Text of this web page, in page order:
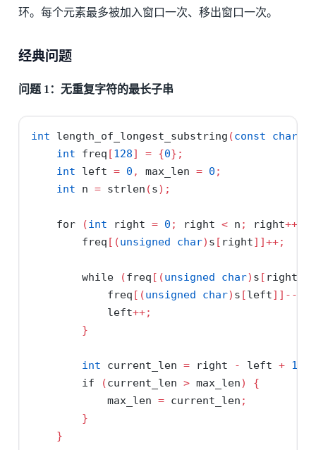
环。每个元素最多被加入窗口一次、移出窗口一次。
经典问题
问题 1：无重复字符的最长子串
int length_of_longest_substring (const char
int freq [128] = {0};
int left = 0 , max_len = 0 ;
int n = strlen (s);
for (int right = 0 ; right < n ; right++)
        freq
[(unsigned char) s [ right]]++;
while (freq [(unsigned char) s [ right
            freq
[(unsigned char) s [left]]--;
            left
++;
}
int current_len = right - left + 1
if
(current_len > max_len)
{
            max_len
= current_len ;
}
}